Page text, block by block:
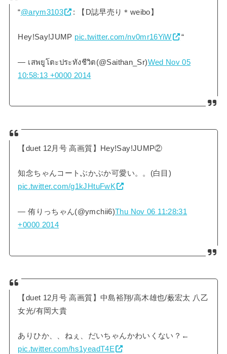
“@arym3103 : 【D誌早売り＊weibo】
Hey!Say!JUMP pic.twitter.com/nv0mr16YiW “
— เสพยูโตะประทังชีวิต(@Saithan_Sr)Wed Nov 05
10:58:13 +0000 2014
【duet 12月号 高画質】Hey!Say!JUMP②
知念ちゃんコートぶかぶか可愛い。。(白目)
pic.twitter.com/g1kJHtuFwK
— 侑りっちゃん(@ymchii6)Thu Nov 06 11:28:31
+0000 2014
【duet 12月号 高画質】中島裕翔/高木雄也/薮宏太 八乙
女光/有岡大貴
ありひか、、ねぇ、だいちゃんかわいくない？←
pic.twitter.com/hs1yeadT4E